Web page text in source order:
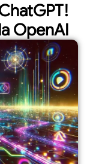
OpenAI